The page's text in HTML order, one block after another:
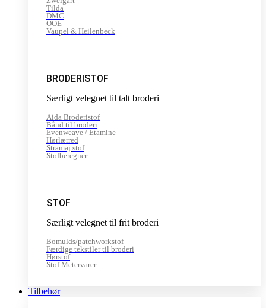
Tilda
DMC
OOE
Vaupel & Heilenbeck
BRODERISTOF
Særligt velegnet til talt broderi
Aida Broderistof
Bånd til broderi
Evenweave / Etamine
Hørlærred
Stramaj stof
Stofberegner
STOF
Særligt velegnet til frit broderi
Bomulds/patchworkstof
Færdige tekstiler til broderi
Hørstof
Stof Metervarer
Tilbehør